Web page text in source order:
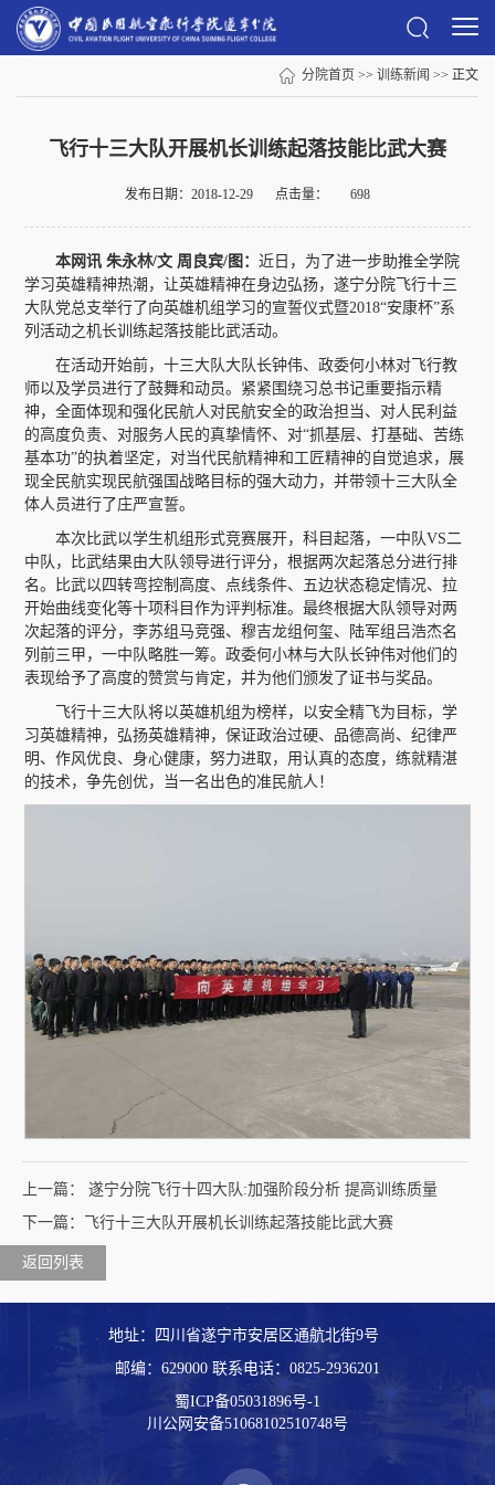
分院首页 >> 训练新闻 >> 正文
飞行十三大队开展机长训练起落技能比武大赛
发布日期：2018-12-29 点击量： 698
本网讯 朱永林/文 周良宾/图：近日，为了进一步助推全学院
学习英雄精神热潮，让英雄精神在身边弘扬，遂宁分院飞行十三
大队党总支举行了向英雄机组学习的宣誓仪式暨2018“安康杯”系
列活动之机长训练起落技能比武活动。
在活动开始前，十三大队大队长钟伟、政委何小林对飞行教
师以及学员进行了鼓舞和动员。紧紧围绕习总书记重要指示精
神，全面体现和强化民航人对民航安全的政治担当、对人民利益
的高度负责、对服务人民的真挚情怀、对“抓基层、打基础、苦练
基本功”的执着坚定，对当代民航精神和工匠精神的自觉追求，展
现全民航实现民航强国战略目标的强大动力，并带领十三大队全
体人员进行了庄严宣誓。
本次比武以学生机组形式竞赛展开，科目起落，一中队VS二
中队，比武结果由大队领导进行评分，根据两次起落总分进行排
名。比武以四转弯控制高度、点线条件、五边状态稳定情况、拉
开始曲线变化等十项科目作为评判标准。最终根据大队领导对两
次起落的评分，李苏组马竞强、穆吉龙组何玺、陆军组吕浩杰名
列前三甲，一中队略胜一筹。政委何小林与大队长钟伟对他们的
表现给予了高度的赞赏与肯定，并为他们颁发了证书与奖品。
飞行十三大队将以英雄机组为榜样，以安全精飞为目标，学
习英雄精神，弘扬英雄精神，保证政治过硬、品德高尚、纪律严
明、作风优良、身心健康，努力进取，用认真的态度，练就精湛
的技术，争先创优，当一名出色的准民航人！
上一篇： 遂宁分院飞行十四大队:加强阶段分析 提高训练质量
下一篇：飞行十三大队开展机长训练起落技能比武大赛
返回列表
地址：四川省遂宁市安居区通航北街9号
邮编：629000 联系电话： 0825-2936201
蜀ICP备05031896号-1
川公网安备51068102510748号